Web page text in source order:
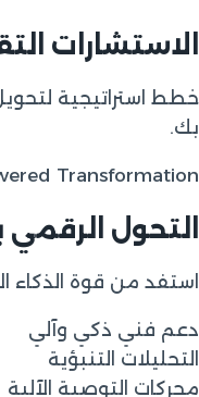
الاستشارات
خطط استراتيجية
بك.
Transformation
التحول
استفد من قوة
دعم فني ذكي وآلي
التحليلات التنبؤية
محركات التوصية الآلية